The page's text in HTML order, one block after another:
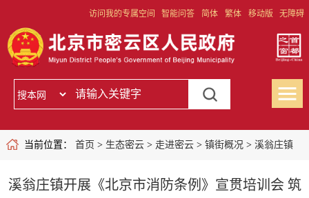
访问我的专属空间 智能问答 简体 繁体 移动版 无障碍
当前位置： 首页 > 生态密云> 走进密云> 镇街概况 > 溪翁庄镇
溪翁庄镇开展《北京市消防条例》宣贯培训会 筑